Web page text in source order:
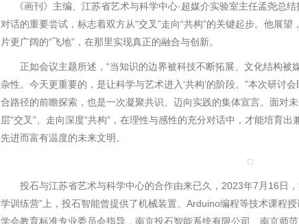
《画刊》主编、江苏省艺术与科学中心·超媒介实验室主任孟尧总
对话的重要尝试，标志着双方从“交叉”走向“共构”的关键起步。他展
片更广阔的“飞地”，在那里实现真正的融合与创新。
正如会议主题所述，“当知识的边界被科技不断拓展、文化结构被媒
杂性。今天更重要的，是让科学与艺术进入‘共构’的阶段。”本次研讨
合路径的前瞻探索，也是一次凝聚共识、迈向实践的集体宣言。面对
层“交叉”、走向深度“共构”，在理性与感性的充分对话中，才能培育
先进而富有温度的未来文明。
投石与江苏省艺术与科学中心的合作由来已久，2023年7月16日
学训练营”上，投石智能曾提供了机械装置、Arduino编程等技术课程
学会教育标准专业委员会指导，南京投石智能系统有限公司、南京师